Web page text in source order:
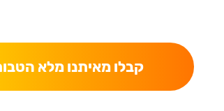
קבלו מאיתנו מלא